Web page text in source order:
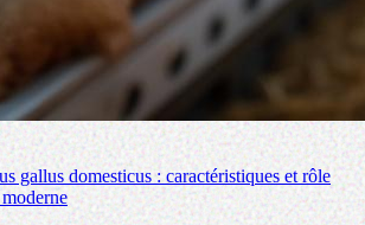
gallus domesticus : caractéristiques et rôle